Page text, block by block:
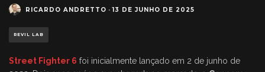
RICARDO ANDRETTO · 13 DE JUNHO DE 2025
REVIL LAB
Street Fighter 6 foi inicialmente lançado em 2 de junho de